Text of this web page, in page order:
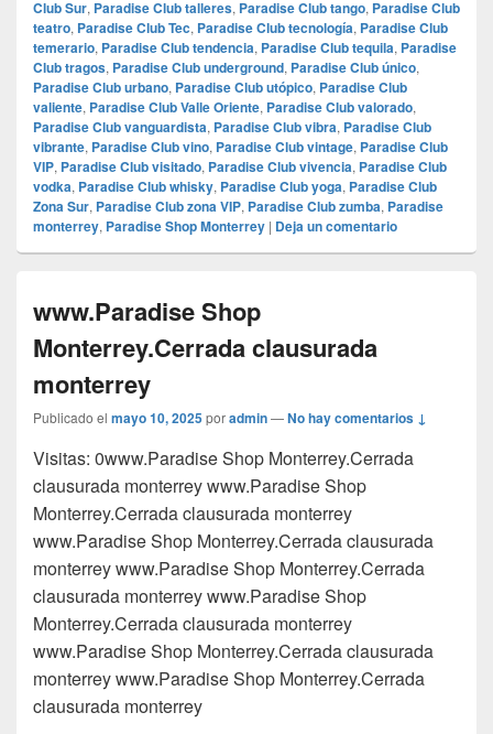
Club Sur, Paradise Club talleres, Paradise Club tango, Paradise Club
teatro, Paradise Club Tec, Paradise Club tecnología, Paradise Club
temerario, Paradise Club tendencia, Paradise Club tequila, Paradise
Club tragos, Paradise Club underground, Paradise Club único,
Paradise Club urbano, Paradise Club utópico, Paradise Club
valiente, Paradise Club Valle Oriente, Paradise Club valorado,
Paradise Club vanguardista, Paradise Club vibra, Paradise Club
vibrante, Paradise Club vino, Paradise Club vintage, Paradise Club
VIP, Paradise Club visitado, Paradise Club vivencia, Paradise Club
vodka, Paradise Club whisky, Paradise Club yoga, Paradise Club
Zona Sur, Paradise Club zona VIP, Paradise Club zumba, Paradise
monterrey, Paradise Shop Monterrey | Deja un comentario
www.Paradise Shop
Monterrey.Cerrada clausurada
monterrey
Publicado el mayo 10, 2025poradmin—No hay comentarios ↓
Visitas: 0www.Paradise Shop Monterrey.Cerrada
clausurada monterrey www.Paradise Shop
Monterrey.Cerrada clausurada monterrey
www.Paradise Shop Monterrey.Cerrada clausurada
monterrey www.Paradise Shop Monterrey.Cerrada
clausurada monterrey www.Paradise Shop
Monterrey.Cerrada clausurada monterrey
www.Paradise Shop Monterrey.Cerrada clausurada
monterrey www.Paradise Shop Monterrey.Cerrada
clausurada monterrey